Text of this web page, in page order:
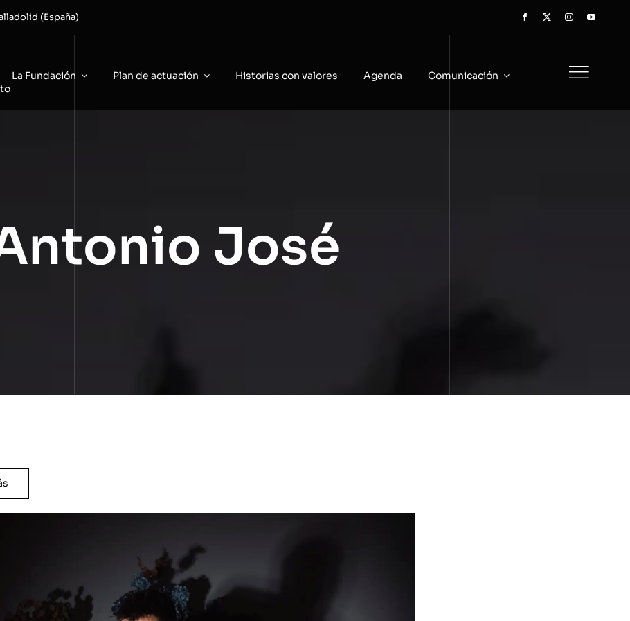
(España)
La Fundación Plan de actuación Historias con valores Agenda
Comunicación
José